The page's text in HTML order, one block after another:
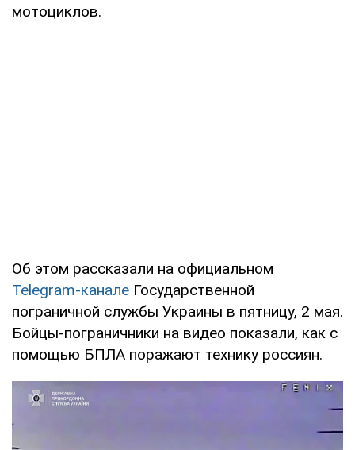
мотоциклов.
Об этом рассказали на официальном
Telegram-канале Государственной
пограничной службы Украины в пятницу, 2 мая.
Бойцы-пограничники на видео показали, как с
помощью БПЛА поражают технику россиян.